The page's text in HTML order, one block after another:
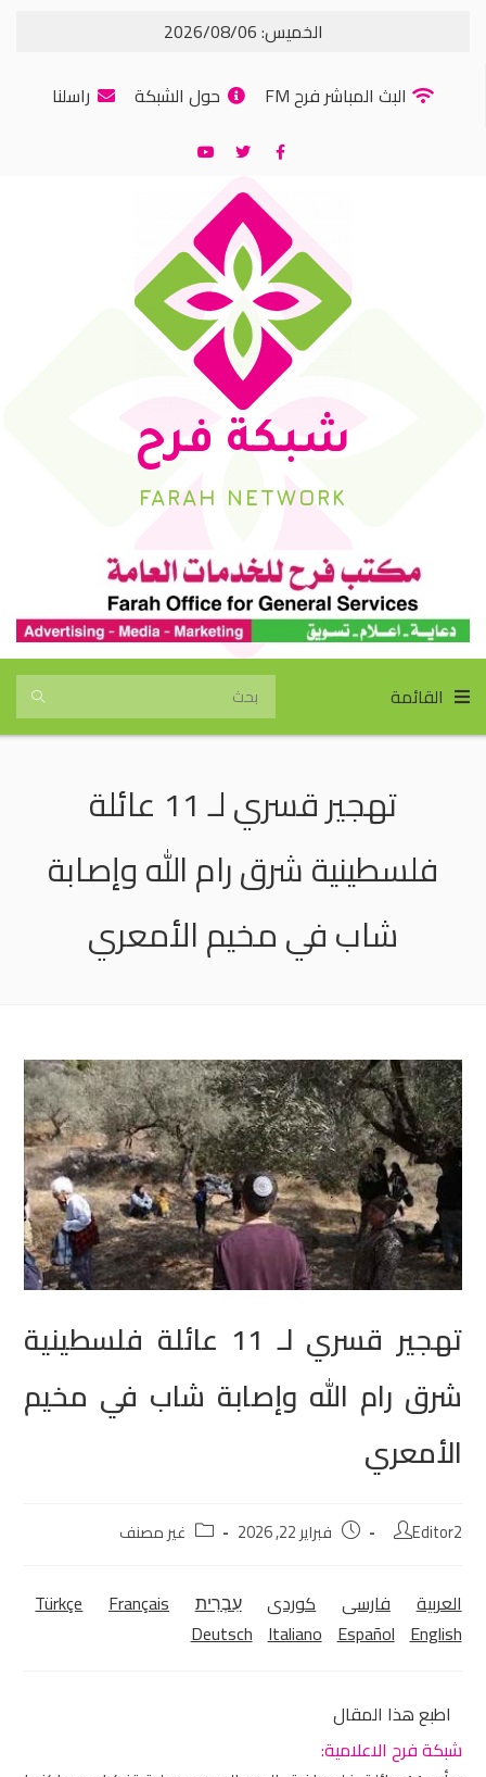
الخميس: 2026/08/06
البث المباشر فرح FM
حول الشبكة راسلنا
شبكة فرح
FARAH NETWORK
القائمة
تهجير قسري لـ 11 عائلة
فلسطينية شرق رام الله وإصابة
شاب في مخيم الأمعري
تهجير قسري لـ 11 عائلة فلسطينية
شرق رام الله وإصابة شاب في مخيم
الأمعري
Editor2 فبراير 22, 2026 غير مصنف
العربية فارسی كوردی‎ עִבְרִית Türkçe
Français
Deutsch Italiano Español English
اطبع هذا المقال
شبكة فرح الاعلامية: